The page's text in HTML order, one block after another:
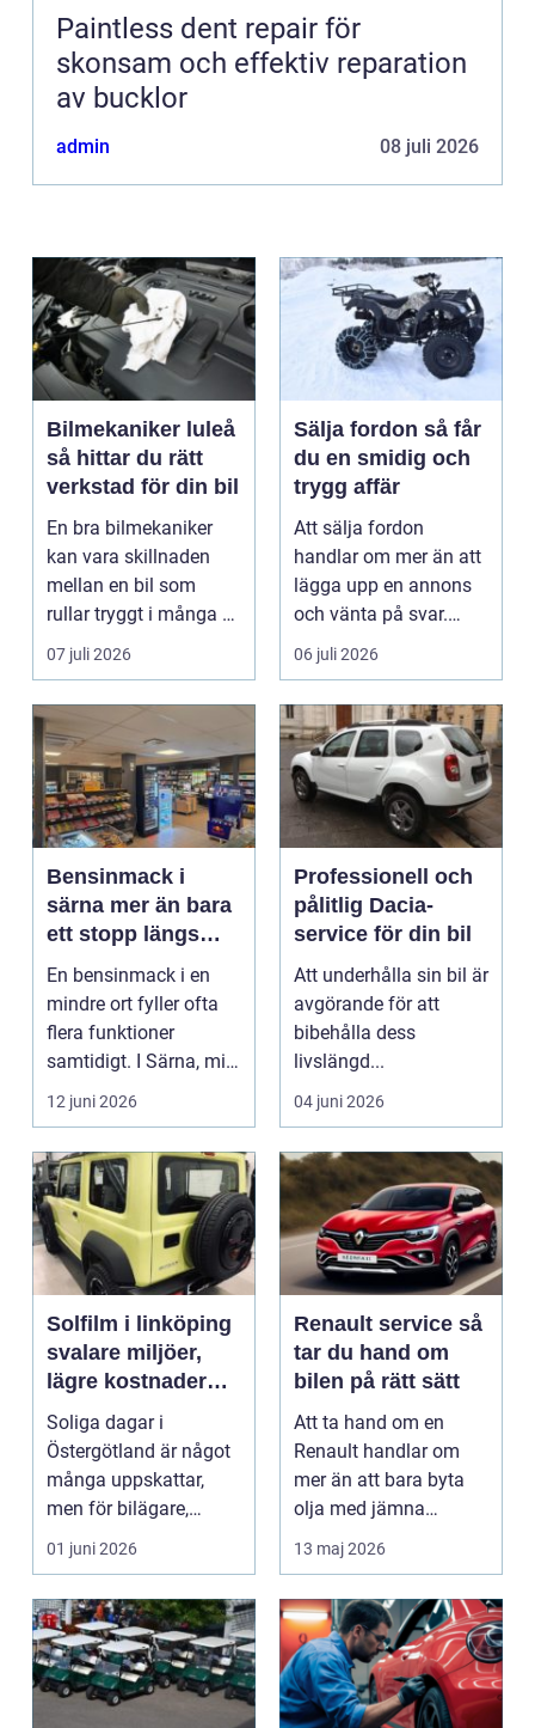
Paintless dent repair för
skonsam och effektiv reparation
av bucklor
admin 08 juli 2026
Bilmekaniker luleå
så hittar du rätt
verkstad för din bil
En bra bilmekaniker
kan vara skillnaden
mellan en bil som
rullar tryggt i många år
och återkommande ...
07 juli 2026
Sälja fordon så får
du en smidig och
trygg affär
Att sälja fordon
handlar om mer än att
lägga upp en annons
och vänta på svar.
Många vill få en bra
p...
06 juli 2026
Bensinmack i
särna mer än bara
ett stopp längs
vägen
En bensinmack i en
mindre ort fyller ofta
flera funktioner
samtidigt. I Särna, mitt
i norra Dalarna,...
12 juni 2026
Professionell och
pålitlig Dacia-
service för din bil
Att underhålla sin bil är
avgörande för att
bibehålla dess
livslängd...
04 juni 2026
Solfilm i linköping
svalare miljöer,
lägre kostnader
och bättre komfort
Soliga dagar i
Östergötland är något
många uppskattar,
men för bilägare,
båtägare och
fastighetsförv...
01 juni 2026
Renault service så
tar du hand om
bilen på rätt sätt
Att ta hand om en
Renault handlar om
mer än att bara byta
olja med jämna
mellanrum. För många
biläga...
13 maj 2026